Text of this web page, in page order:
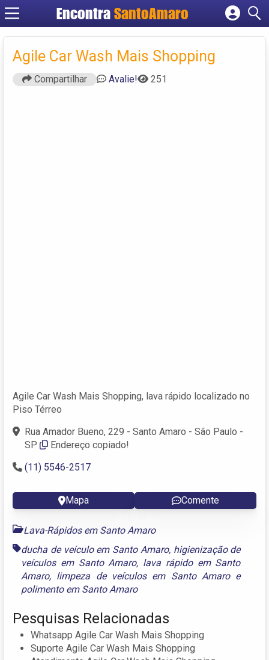
Encontra SantoAmaro
Cadastrar empresa
Criar conta
Agile Car Wash Mais Shopping
Compartilhar Avalie! 251
Agile Car Wash Mais Shopping, lava rápido localizado no
Piso Térreo
Rua Amador Bueno, 229 - Santo Amaro - São Paulo -
SP
Endereço copiado!
(11) 5546-2517
Mapa Comente
Lava-Rápidos em Santo Amaro
ducha de veículo em Santo Amaro, higienização de
veículos em Santo Amaro, lava rápido em Santo
Amaro, limpeza de veículos em Santo Amaroe
polimento em Santo Amaro
Pesquisas Relacionadas
Whatsapp Agile Car Wash Mais Shopping
Suporte Agile Car Wash Mais Shopping